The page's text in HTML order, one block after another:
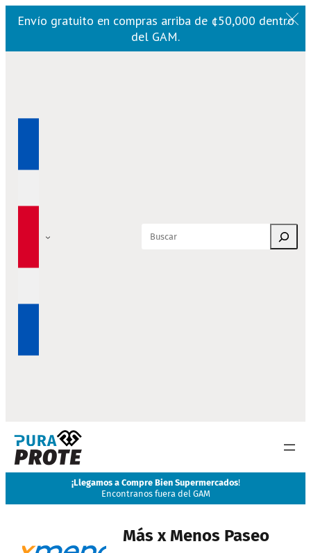
Envío gratuito en compras arriba de ¢50,000 dentro
del GAM.
Buscar
¡Llegamos a Compre Bien Supermercados!
Encontranos fuera del GAM
Más x Menos Paseo